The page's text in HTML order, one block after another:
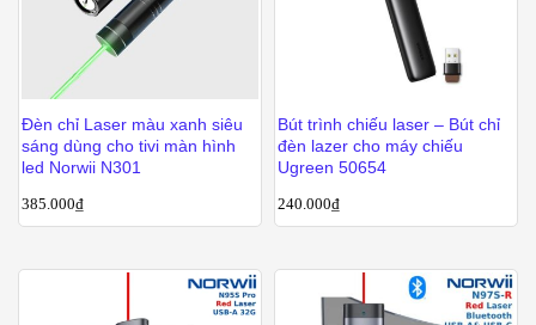
Đèn chỉ Laser màu xanh siêu
sáng dùng cho tivi màn hình
led Norwii N301
385.000₫
Bút trình chiếu laser – Bút chỉ
đèn lazer cho máy chiếu
Ugreen 50654
240.000₫